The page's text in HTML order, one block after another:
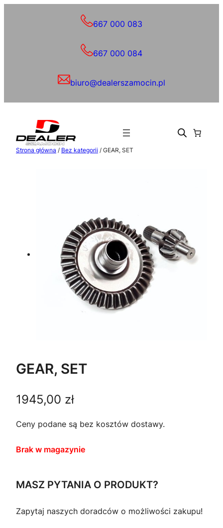
667 000 083
667 000 084
biuro@dealerszamocin.pl
Strona główna / Bez kategorii / GEAR, SET
GEAR, SET
1945,00 zł
Ceny podane są bez kosztów dostawy.
Brak w magazynie
MASZ PYTANIA O PRODUKT?
Zapytaj naszych doradców o możliwości zakupu!